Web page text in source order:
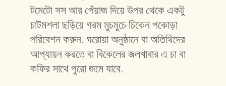
টমেটো সস আর পেঁয়াজ দিয়ে উপর থেকে একটু
চাটমশলা ছড়িয়ে গরম মুচমুচে চিকেন পকোড়া
পরিবেশন করুন. ঘরোয়া অনুষ্ঠানে বা অতিথিদের
আপ্যায়ন করতে বা বিকেলের জলখাবার এ চা বা
কফির সাথে পুরো জমে যাবে.